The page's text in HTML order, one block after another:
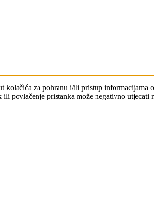
za pohranu i/ili pristup informacijama
povlačenje pristanka može negativno utjecati